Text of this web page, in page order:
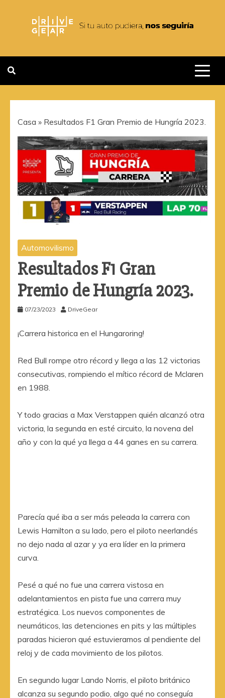
contenido
DRIVEGEAR
Casa » Resultados F1 Gran Premio de Hungría 2023.
Automovilismo
Resultados F1 Gran
Premio de Hungría 2023.
07/23/2023 DriveGear
¡Carrera historica en el Hungaroring!
Red Bull rompe otro récord y llega a las 12 victorias
consecutivas, rompiendo el mítico récord de Mclaren
en 1988.
Y todo gracias a Max Verstappen quién alcanzó otra
victoria, la segunda en esté circuito, la novena del
año y con la qué ya llega a 44 ganes en su carrera.
Parecía qué iba a ser más peleada la carrera con
Lewis Hamilton a su lado, pero el piloto neerlandés
no dejo nada al azar y ya era líder en la primera
curva.
Pesé a qué no fue una carrera vistosa en
adelantamientos en pista fue una carrera muy
estratégica. Los nuevos componentes de
neumáticos, las detenciones en pits y las múltiples
paradas hicieron qué estuvieramos al pendiente del
reloj y de cada movimiento de los pilotos.
En segundo lugar Lando Norris, el piloto británico
alcanza su segundo podio, algo qué no conseguía